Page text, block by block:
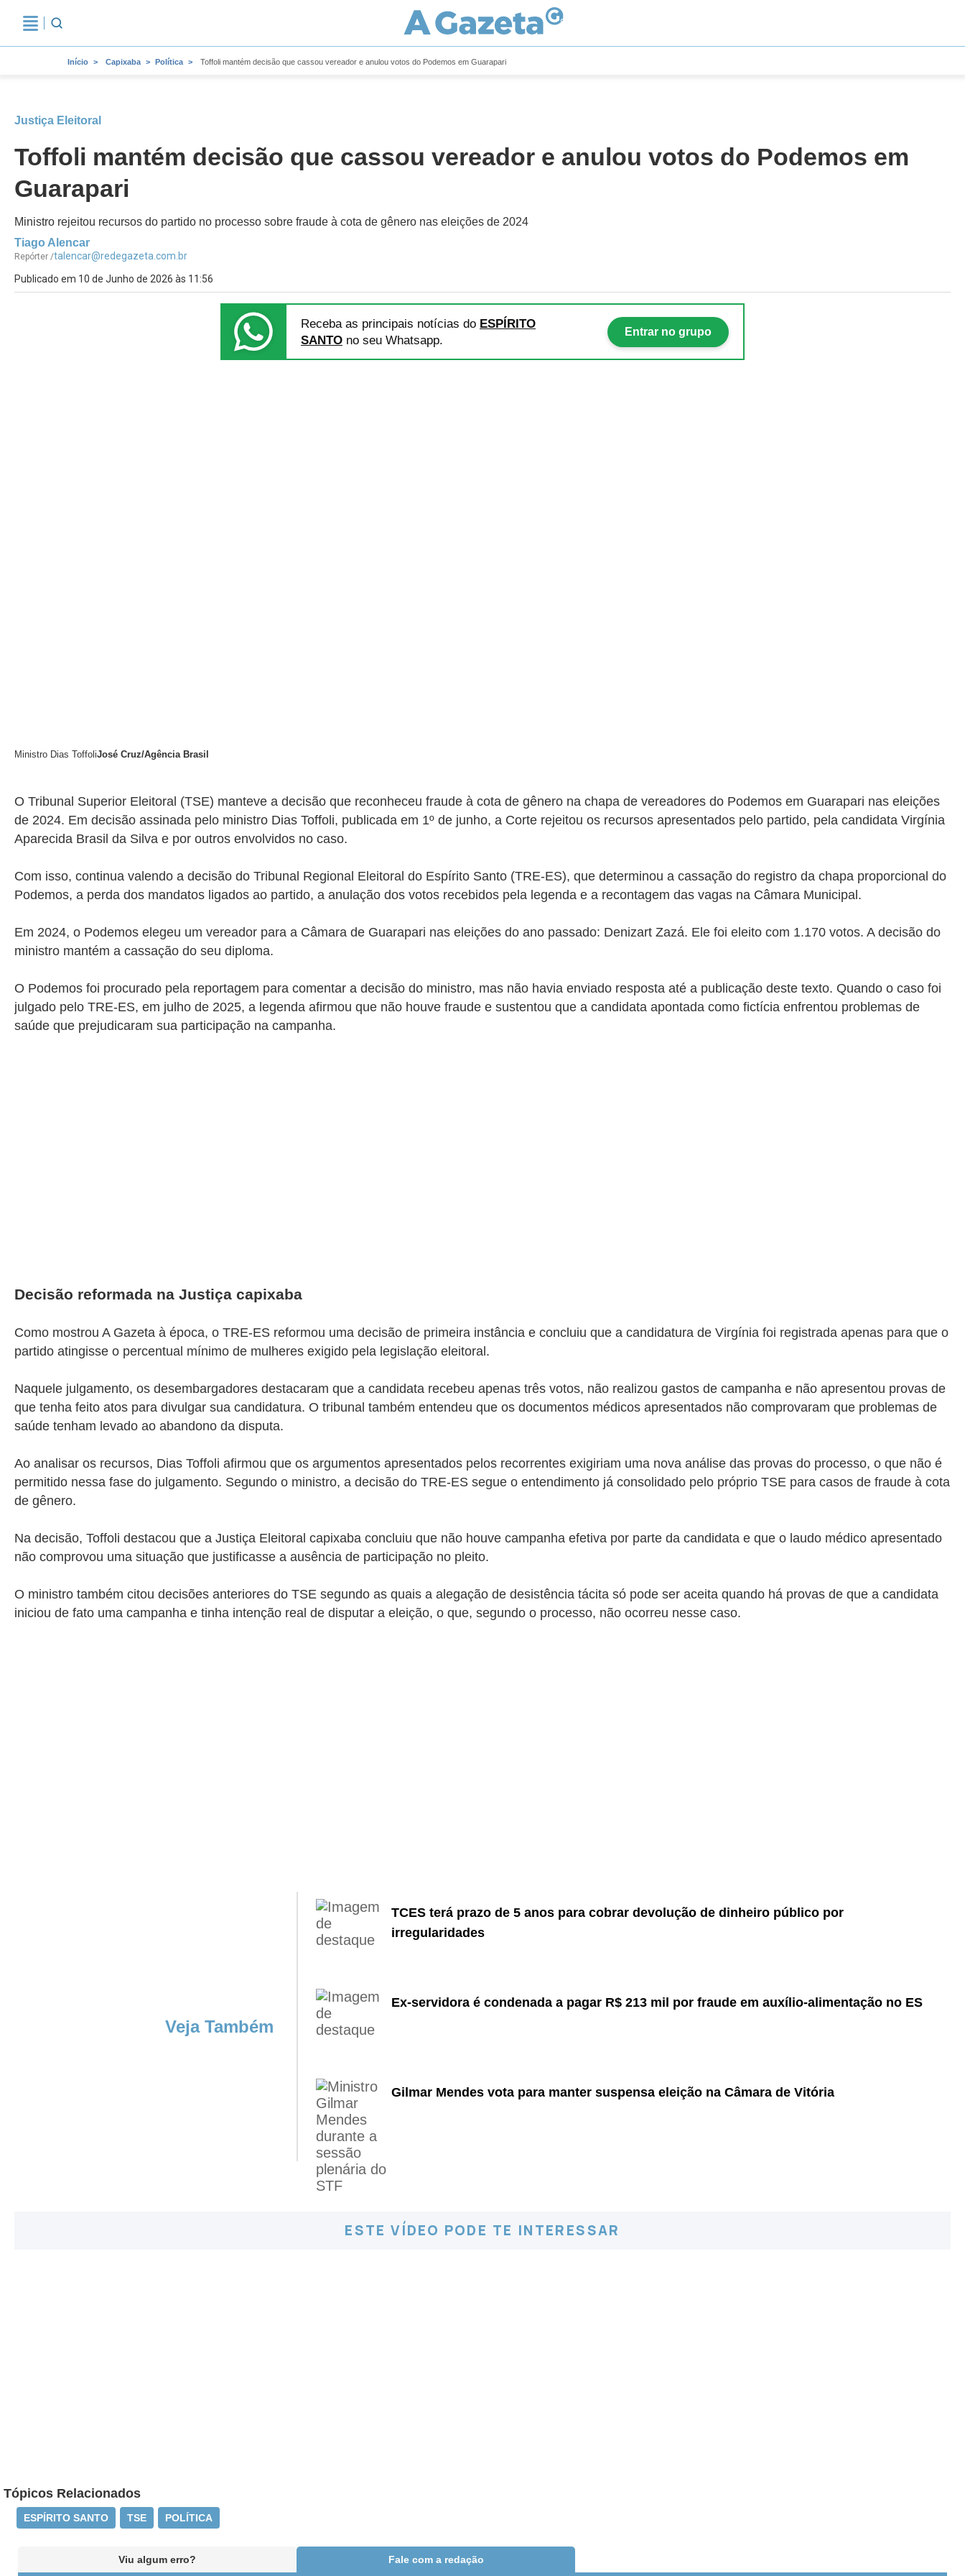
Início Capixaba Política Toffoli mantém decisão que cassou vereador e anulou votos do Podemos em Guarapari
Justiça Eleitoral
Toffoli mantém decisão que cassou vereador e anulou votos do Podemos em
Guarapari
Ministro rejeitou recursos do partido no processo sobre fraude à cota de gênero nas eleições de 2024
Tiago Alencar
Repórter /talencar@redegazeta.com.br
Publicado em 10 de Junho de 2026 às 11:56
Receba as principais notícias do ESPÍRITO
SANTO no seu Whatsapp.
Entrar no grupo
Ministro Dias ToffoliJosé Cruz/Agência Brasil
O Tribunal Superior Eleitoral (TSE) manteve a decisão que reconheceu fraude à cota de gênero na chapa de vereadores do Podemos em Guarapari nas eleições
de 2024. Em decisão assinada pelo ministro Dias Toffoli, publicada em 1º de junho, a Corte rejeitou os recursos apresentados pelo partido, pela candidata Virgínia
Aparecida Brasil da Silva e por outros envolvidos no caso.
Com isso, continua valendo a decisão do Tribunal Regional Eleitoral do Espírito Santo (TRE-ES), que determinou a cassação do registro da chapa proporcional do
Podemos, a perda dos mandatos ligados ao partido, a anulação dos votos recebidos pela legenda e a recontagem das vagas na Câmara Municipal.
Em 2024, o Podemos elegeu um vereador para a Câmara de Guarapari nas eleições do ano passado: Denizart Zazá. Ele foi eleito com 1.170 votos. A decisão do
ministro mantém a cassação do seu diploma.
O Podemos foi procurado pela reportagem para comentar a decisão do ministro, mas não havia enviado resposta até a publicação deste texto. Quando o caso foi
julgado pelo TRE-ES, em julho de 2025, a legenda afirmou que não houve fraude e sustentou que a candidata apontada como fictícia enfrentou problemas de
saúde que prejudicaram sua participação na campanha.
Decisão reformada na Justiça capixaba
Como mostrou A Gazeta à época, o TRE-ES reformou uma decisão de primeira instância e concluiu que a candidatura de Virgínia foi registrada apenas para que o
partido atingisse o percentual mínimo de mulheres exigido pela legislação eleitoral.
Naquele julgamento, os desembargadores destacaram que a candidata recebeu apenas três votos, não realizou gastos de campanha e não apresentou provas de
que tenha feito atos para divulgar sua candidatura. O tribunal também entendeu que os documentos médicos apresentados não comprovaram que problemas de
saúde tenham levado ao abandono da disputa.
Ao analisar os recursos, Dias Toffoli afirmou que os argumentos apresentados pelos recorrentes exigiriam uma nova análise das provas do processo, o que não é
permitido nessa fase do julgamento. Segundo o ministro, a decisão do TRE-ES segue o entendimento já consolidado pelo próprio TSE para casos de fraude à cota
de gênero.
Na decisão, Toffoli destacou que a Justiça Eleitoral capixaba concluiu que não houve campanha efetiva por parte da candidata e que o laudo médico apresentado
não comprovou uma situação que justificasse a ausência de participação no pleito.
O ministro também citou decisões anteriores do TSE segundo as quais a alegação de desistência tácita só pode ser aceita quando há provas de que a candidata
iniciou de fato uma campanha e tinha intenção real de disputar a eleição, o que, segundo o processo, não ocorreu nesse caso.
Veja Também
TCES terá prazo de 5 anos para cobrar devolução de dinheiro público por
irregularidades
Ex-servidora é condenada a pagar R$ 213 mil por fraude em auxílio-alimentação no ES
Gilmar Mendes vota para manter suspensa eleição na Câmara de Vitória
ESTE VÍDEO PODE TE INTERESSAR
Tópicos Relacionados
ESPÍRITO SANTO TSE POLÍTICA
Viu algum erro? Fale com a redação